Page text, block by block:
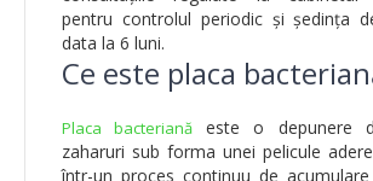
pentru controlul periodic și ședința
data la 6 luni.
Ce este placa
Placa bacteriană este o depunere
zaharuri sub forma unei pelicule
într-un proces continuu de